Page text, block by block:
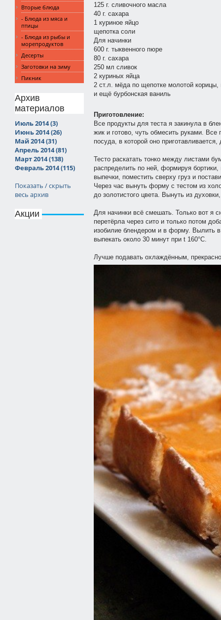
Вторые блюда
- Блюда из мяса и
птицы
- Блюда из рыбы и
морепродуктов
Десерты
Заготовки на зиму
Пикник
Архив
материалов
Июль 2014 (3)
Июнь 2014 (26)
Май 2014 (31)
Апрель 2014 (81)
Март 2014 (138)
Февраль 2014 (115)
Показать / скрыть
весь архив
Акции
125 г. сливочного масла
40 г. сахара
1 куриное яйцо
щепотка соли
Для начинки
600 г. тыквенного пюре
80 г. сахара
250 мл сливок
2 куриных яйца
2 ст.л. мёда по щепотке молотой корицы,
и ещё бурбонская ваниль
Приготовление:
Все продукты для теста я закинула в
жик и готово, чуть обмесить руками. Все
посуда, в которой оно
Тесто раскатать тонко между листами
распределить по ней, формируя
выпечки, поместить сверху груз и
Через час вынуть форму с тестом из
до золотистого цвета. Вынуть из
Для начинки всё смешать. Только вот я
перетёрла через сито и только потом
изобилие блендером и в форму. Вылить
выпекать около 30 минут при t 160°С.
Лучше подавать охлаждённым,